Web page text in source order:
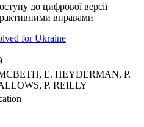
до цифрової версії
вправами
for Ukraine
E. HEYDERMAN, P.
P. REILLY